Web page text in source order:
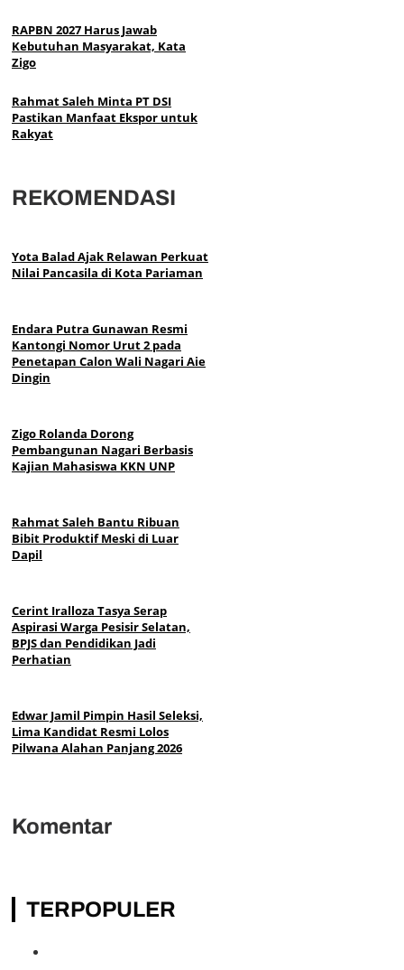
RAPBN 2027 Harus Jawab
Kebutuhan Masyarakat, Kata
Zigo
Rahmat Saleh Minta PT DSI
Pastikan Manfaat Ekspor untuk
Rakyat
REKOMENDASI
Yota Balad Ajak Relawan Perkuat
Nilai Pancasila di Kota Pariaman
Endara Putra Gunawan Resmi
Kantongi Nomor Urut 2 pada
Penetapan Calon Wali Nagari Aie
Dingin
Zigo Rolanda Dorong
Pembangunan Nagari Berbasis
Kajian Mahasiswa KKN UNP
Rahmat Saleh Bantu Ribuan
Bibit Produktif Meski di Luar
Dapil
Cerint Iralloza Tasya Serap
Aspirasi Warga Pesisir Selatan,
BPJS dan Pendidikan Jadi
Perhatian
Edwar Jamil Pimpin Hasil Seleksi,
Lima Kandidat Resmi Lolos
Pilwana Alahan Panjang 2026
Komentar
TERPOPULER